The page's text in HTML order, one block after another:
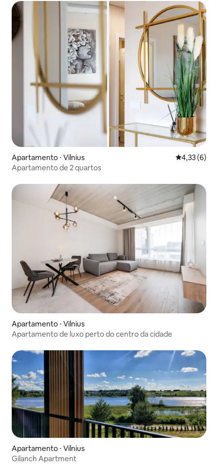
Apartamento ⋅ Vilnius 4,33 de
4,33 (6)
Apartamento de 2 quartos
Apartamento ⋅ Vilnius
Apartamento de luxo perto do centro da cidade
Apartamento ⋅ Vilnius
Gilanch Apartment